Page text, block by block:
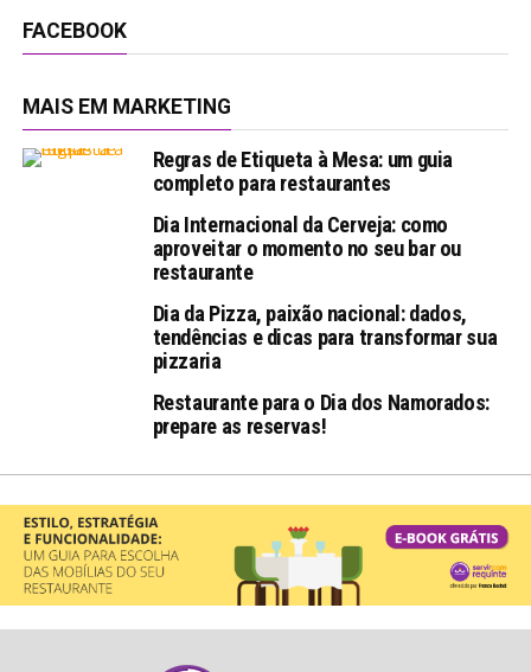
FACEBOOK
MAIS EM MARKETING
Regras de Etiqueta à Mesa: um guia
completo para restaurantes
Dia Internacional da Cerveja: como
aproveitar o momento no seu bar ou
restaurante
Dia da Pizza, paixão nacional: dados,
tendências e dicas para transformar sua
pizzaria
Restaurante para o Dia dos Namorados:
prepare as reservas!